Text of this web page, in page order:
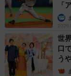
「
か」
世
口
う
ん】